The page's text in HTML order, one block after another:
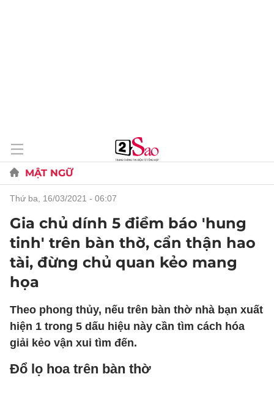
MẬT NGỮ
thứ ba, 16/03/2021 - 06:07
Gia chủ dính 5 điềm báo 'hung
tinh' trên bàn thờ, cẩn thận hao
tài, đừng chủ quan kẻo mang
họa
Theo phong thủy, nếu trên bàn thờ nhà bạn xuất
hiện 1 trong 5 dấu hiệu này cần tìm cách hóa
giải kẻo vận xui tìm đến.
Đổ lọ hoa trên bàn thờ